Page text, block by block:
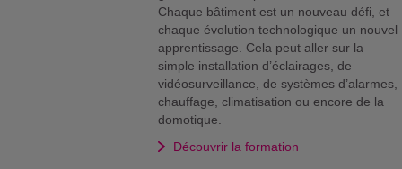
Chaque bâtiment est un nouveau défi, et
chaque évolution technologique un nouvel
apprentissage. Cela peut aller sur la
simple installation d’éclairages, de
vidéosurveillance, de systèmes d’alarmes,
chauffage, climatisation ou encore de la
domotique.
Découvrir la formation